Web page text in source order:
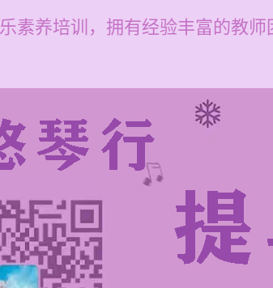
素养培训，拥有经验丰富的教